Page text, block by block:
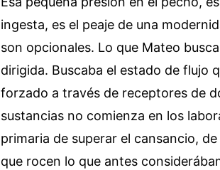
ingesta, es el peaje de una
son opcionales. Lo que Mateo
dirigida. Buscaba el estado de flujo
forzado a través de receptores de
sustancias no comienza en los
primaria de superar el cansancio,
que rocen lo que antes